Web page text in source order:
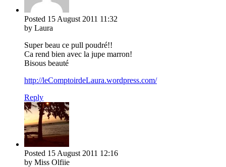
Posted 15 August 2011 11:32
by Laura
Super beau ce pull poudré!!
Ca rend bien avec la jupe marron!
Bisous beauté
http://leComptoirdeLaura.wordpress.com/
Reply
Posted 15 August 2011 12:16
by Miss Olfiie